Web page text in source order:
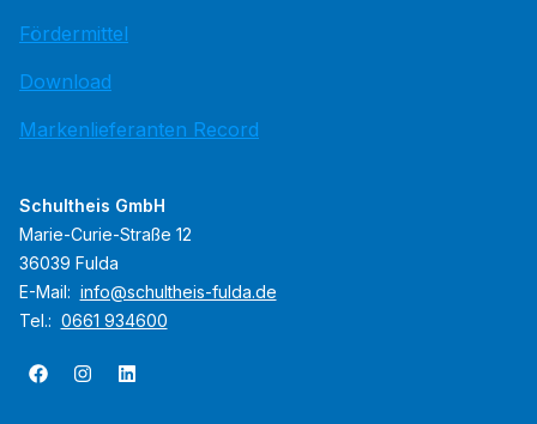
Fördermittel
Download
Markenlieferanten Record
Schultheis GmbH
Marie-Curie-Straße 12
36039 Fulda
E-Mail: info@schultheis-fulda.de
Tel.: 0661 934600